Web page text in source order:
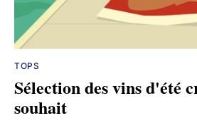
TOPS
Sélection des vins d'été
souhait